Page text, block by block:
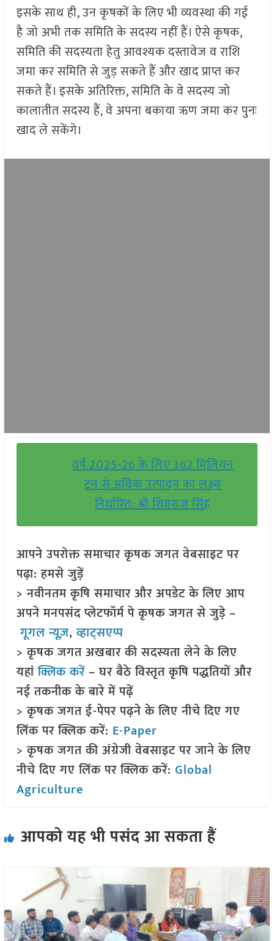
इसके साथ ही, उन कृषकों के लिए भी व्यवस्था की गई
है जो अभी तक समिति के सदस्य नहीं हैं। ऐसे कृषक,
समिति की सदस्यता हेतु आवश्यक दस्तावेज व राशि
जमा कर समिति से जुड़ सकते हैं और खाद प्राप्त कर
सकते हैं। इसके अतिरिक्त, समिति के वे सदस्य जो
कालातीत सदस्य हैं, वे अपना बकाया ऋण जमा कर पुनः
खाद ले सकेंगे।
वर्ष 2025-26 के लिए 362 मिलियन
टन से अधिक उत्पादन का लक्ष्य
निर्धारित: श्री शिवराज सिंह
आपने उपरोक्त समाचार कृषक जगत वेबसाइट पर
पढ़ा: हमसे जुड़ें
> नवीनतम कृषि समाचार और अपडेट के लिए आप
अपने मनपसंद प्लेटफॉर्म पे कृषक जगत से जुड़े –
गूगल न्यूज़,व्हाट्सएप्प
> कृषक जगत अखबार की सदस्यता लेने के लिए
यहांक्लिक करें– घर बैठे विस्तृत कृषि पद्धतियों और
नई तकनीक के बारे में पढ़ें
> कृषक जगत ई-पेपर पढ़ने के लिए नीचे दिए गए
लिंक पर क्लिक करें: E-Paper
> कृषक जगत की अंग्रेजी वेबसाइट पर जाने के लिए
नीचे दिए गए लिंक पर क्लिक करें: Global
Agriculture
आपको यह भी पसंद आ सकता हैं